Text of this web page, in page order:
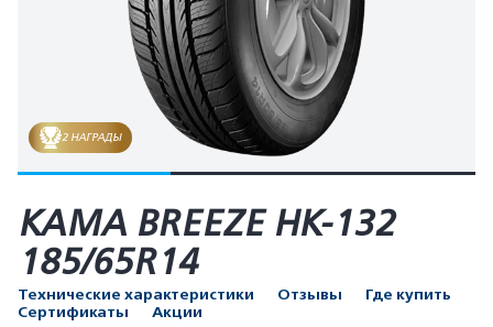
2 НАГРАДЫ
КАМА BREEZE НК-132
185/65R14
Технические характеристики Отзывы
Где купить
Сертификаты
Акции